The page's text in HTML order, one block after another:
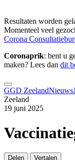
Resultaten worden
Momenteel veel
Corona
Coronaprik: bent u
maken? Lees dan dit
GGD ZeelandNieuws
Zeeland
19 juni 2025
Delen Vertalen